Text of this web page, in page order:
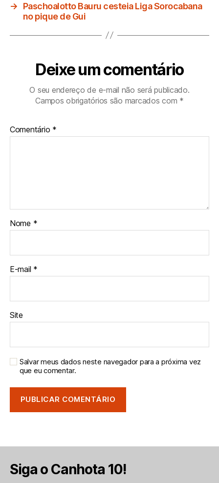
→
Paschoalotto Bauru cesteia Liga Sorocabana
no pique de Gui
Deixe um comentário
O seu endereço de e-mail não será publicado.
Campos obrigatórios são marcados com *
Comentário *
Nome *
E-mail *
Site
Salvar meus dados neste navegador para a próxima vez
que eu comentar.
Siga o Canhota 10!